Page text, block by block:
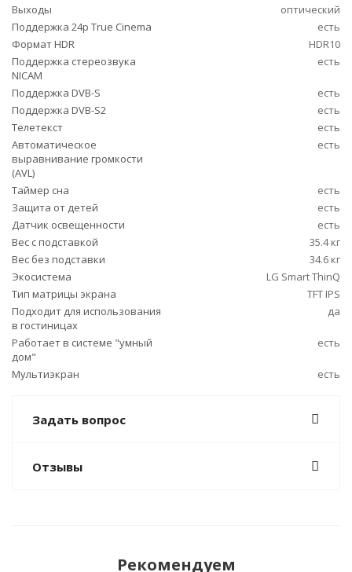
Выходы
оптический
Поддержка 24p True Cinema
есть
Формат HDR
HDR10
Поддержка стереозвука
NICAM
есть
Поддержка DVB-S
есть
Поддержка DVB-S2
есть
Телетекст
есть
Автоматическое
выравнивание громкости
(AVL)
есть
Таймер сна
есть
Защита от детей
есть
Датчик освещенности
есть
Вес с подставкой
35.4 кг
Вес без подставки
34.6 кг
Экосистема
LG Smart ThinQ
Тип матрицы экрана
TFT IPS
Подходит для использования
в гостиницах
да
Работает в системе "умный
дом"
есть
Мультиэкран есть
Задать вопрос
Отзывы
Рекомендуем